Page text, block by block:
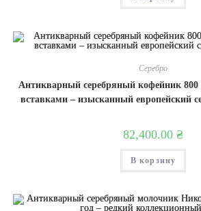
Серебро
Антикварный серебряный кофейник
вставками – изысканный европейский
82,400.00 ₴
В корзину